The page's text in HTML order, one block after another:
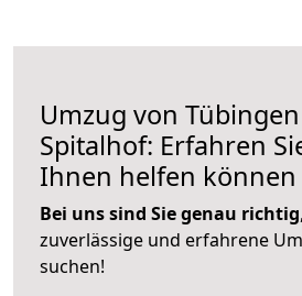
Umzug von
Spitalhof: Erfahren
Ihnen helfen können
Bei uns sind Sie genau richtig
zuverlässige und erfahrene
suchen!